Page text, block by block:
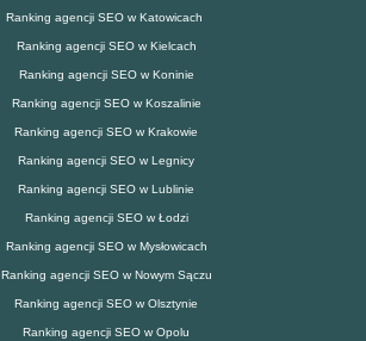
Ranking agencji SEO w Katowicach
Ranking agencji SEO w Kielcach
Ranking agencji SEO w Koninie
Ranking agencji SEO w Koszalinie
Ranking agencji SEO w Krakowie
Ranking agencji SEO w Legnicy
Ranking agencji SEO w Lublinie
Ranking agencji SEO w Łodzi
Ranking agencji SEO w Mysłowicach
Ranking agencji SEO w Nowym Sączu
Ranking agencji SEO w Olsztynie
Ranking agencji SEO w Opolu